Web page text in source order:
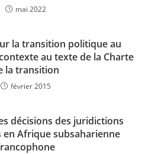
mai 2022
la transition politique au
au texte de la Charte
la transition
février 2015
décisions des juridictions
Afrique subsaharienne